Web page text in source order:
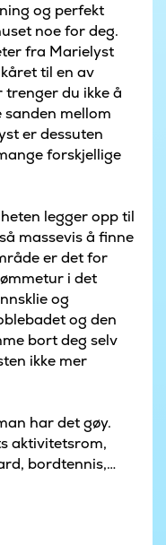
og perfekt
noe for deg.
fra Marielyst
til en av
trenger du ikke å
mellom
er dessuten
forskjellige
legger opp til
massevis å finne
er det for
i det
og
og den
bort deg selv
ikke mer
har det gøy.
aktivitetsrom,
bordtennis,
er bare å lene